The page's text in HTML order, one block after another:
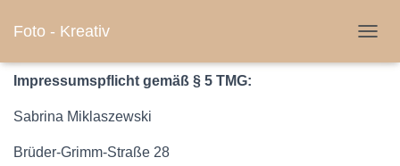
Foto - Kreativ
A
Impressum
Impressumspflicht gemäß § 5 TMG:
Sabrina Miklaszewski
Brüder-Grimm-Straße 28